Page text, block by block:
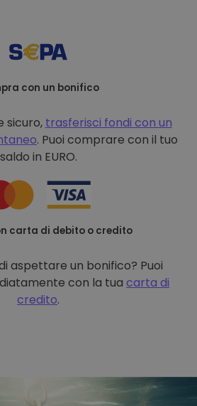
con un bonifico
sicuro, trasferisci fondi con un
. Puoi comprare con il tuo
saldo in EURO.
carta di debito o credito
aspettare un bonifico? Puoi
con la tua carta di
credito.